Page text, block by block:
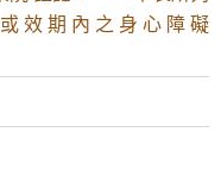
效 期 內 之 身 心 障 礙